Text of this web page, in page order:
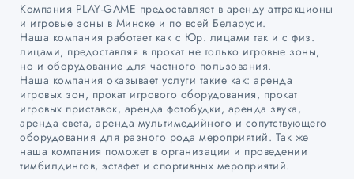
Компания PLAY-GAME предоставляет в аренду аттракционы
и игровые зоны в Минске и по всей Беларуси.
Наша компания работает как с Юр. лицами так и с физ.
лицами, предоставляя в прокат не только игровые зоны,
но и оборудование для частного пользования.
Наша компания оказывает услуги такие как: аренда
игровых зон, прокат игрового оборудования, прокат
игровых приставок, аренда фотобудки, аренда звука,
аренда света, аренда мультимедийного и сопутствующего
оборудования для разного рода мероприятий. Так же
наша компания поможет в организации и проведении
тимбилдингов, эстафет и спортивных мероприятий.